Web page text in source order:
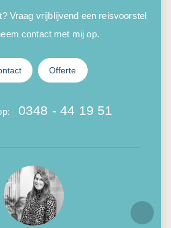
Vraag vrijblijvend een reisvoorstel
contact met mij op.
Offerte
0348 - 44 19 51